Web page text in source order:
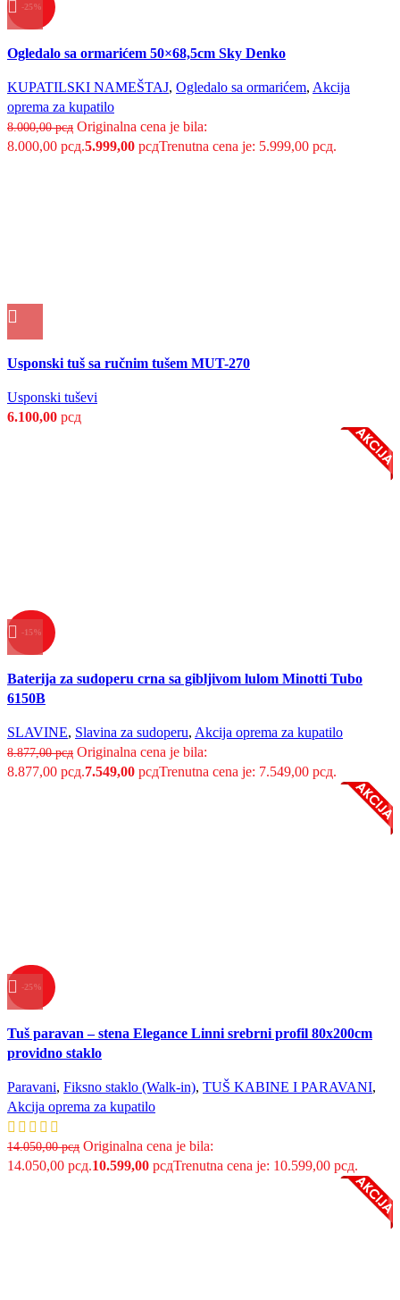
-25%
Brzi pregled
Ogledalo sa ormarićem 50×68,5cm Sky Denko
KUPATILSKI NAMEŠTAJ, Ogledalo sa ormarićem, Akcija
oprema za kupatilo
8.000,00рсд Originalna cena je bila:
8.000,00 рсд.5.999,00 рсдTrenutna cena je: 5.999,00 рсд.
Brzi pregled
Dodaj u listu želja
Usponski tuš sa ručnim tušem MUT-270
Usponski tuševi
6.100,00 рсд
-15%
Brzi pregled
Dodaj u listu želja
Baterija za sudoperu crna sa gibljivom lulom Minotti Tubo
6150B
SLAVINE, Slavina za sudoperu, Akcija oprema za kupatilo
8.877,00рсд Originalna cena je bila:
8.877,00 рсд.7.549,00 рсдTrenutna cena je: 7.549,00 рсд.
-25%
Brzi pregled
Dodaj u listu želja
Tuš paravan – stena Elegance Linni srebrni profil 80x200cm
providno staklo
Paravani, Fiksno staklo (Walk-in), TUŠ KABINE I PARAVANI,
Akcija oprema za kupatilo
14.050,00рсд Originalna cena je bila:
14.050,00 рсд.10.599,00 рсдTrenutna cena je: 10.599,00 рсд.